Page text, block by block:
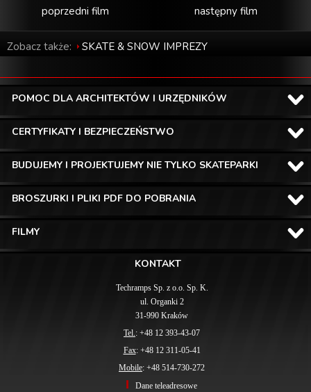
następny film
poprzedni film
Zobacz także: SKATE & SNOW IMPREZY
POMOC DLA ARCHITEKTÓW I URZĘDNIKÓW
CERTYFIKATY I BEZPIECZEŃSTWO
BUDUJEMY I PROJEKTUJEMY NIE TYLKO SKATEPARKI
BROSZURKI I PLIKI PDF DO POBRANIA
FILMY
KONTAKT
Techramps Sp. z o.o. Sp. K.
ul. Organki 2
31-990 Kraków
Tel. : +48 12 393-43-07
Fax: +48 12 311-05-41
Mobile: +48 514-730-272
Dane teleadresowe